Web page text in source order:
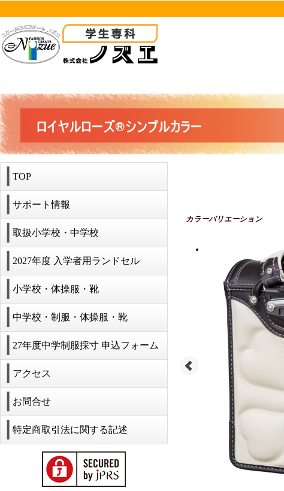
カラーバリエーション
TOP
サポート情報
取扱小学校・中学校
2027年度 入学者用ランドセル
小学校・体操服・靴
中学校・制服・体操服・靴
27年度中学制服採寸 申込フォーム
アクセス
お問合せ
特定商取引法に関する記述